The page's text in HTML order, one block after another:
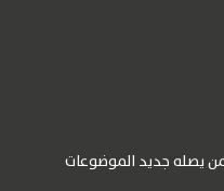
من يصله جديد الموضوعات